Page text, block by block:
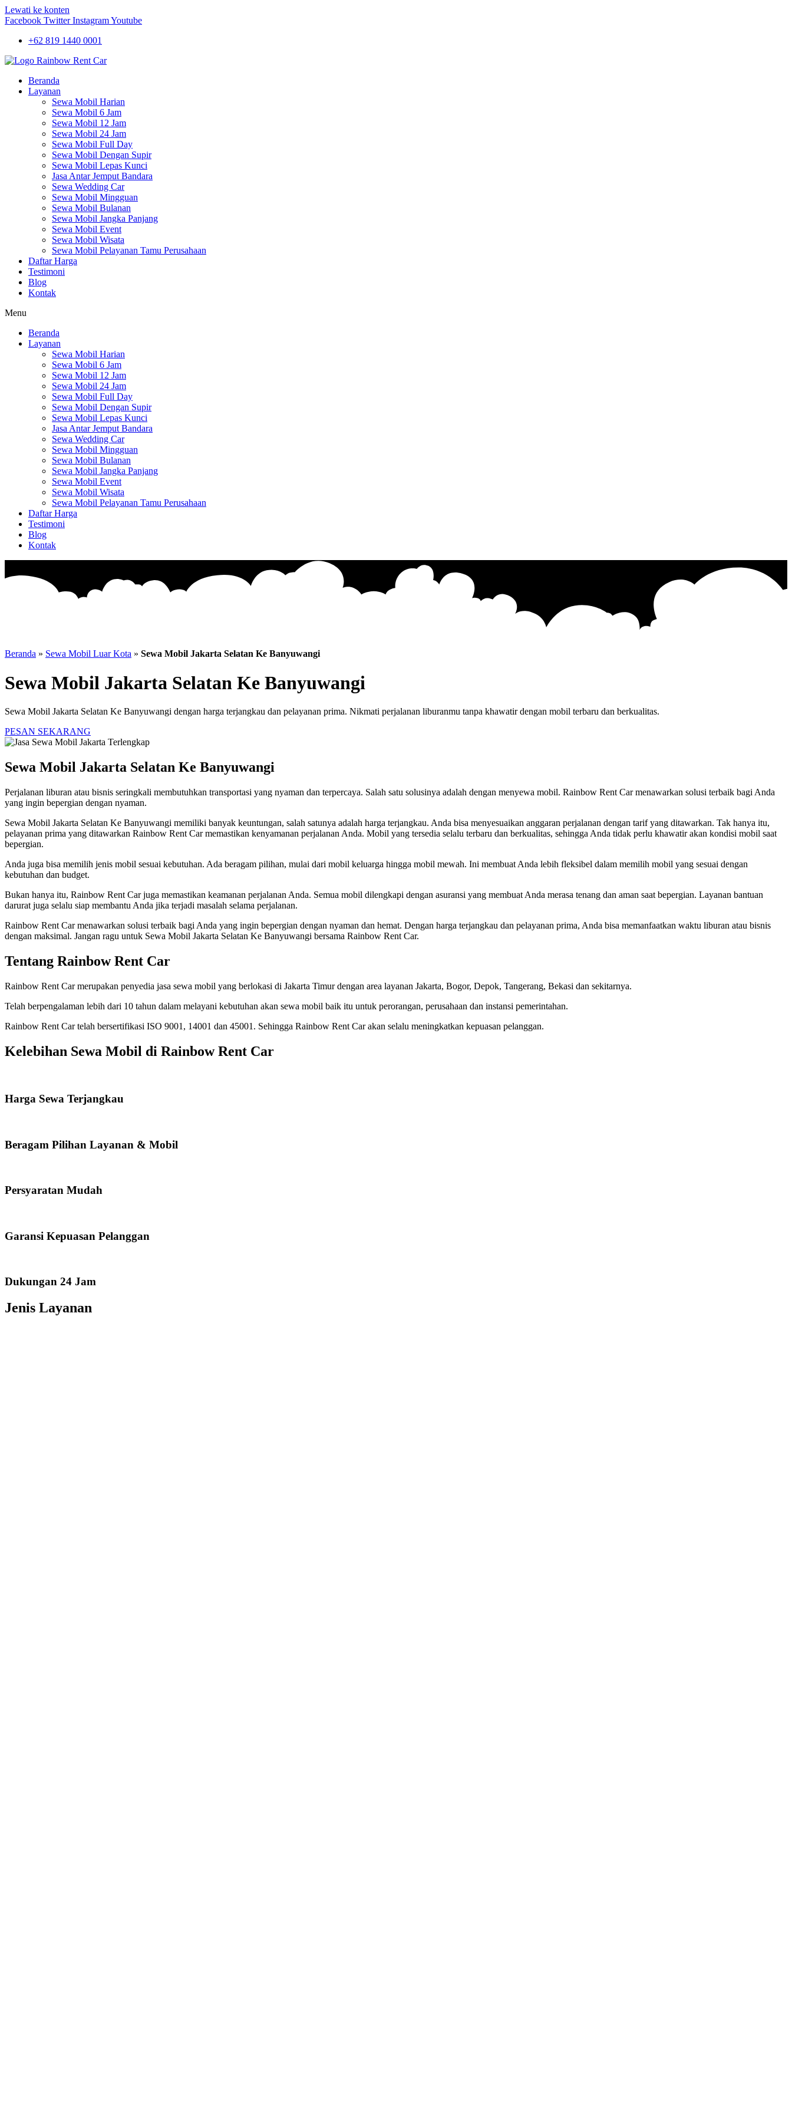
Lewati ke konten
Facebook Twitter InstagramYoutube
+62 819 1440 0001
Beranda
Layanan
Sewa Mobil Harian
Sewa Mobil 6 Jam
Sewa Mobil 12 Jam
Sewa Mobil 24 Jam
Sewa Mobil Full Day
Sewa Mobil Dengan Supir
Sewa Mobil Lepas Kunci
Jasa Antar Jemput Bandara
Sewa Wedding Car
Sewa Mobil Mingguan
Sewa Mobil Bulanan
Sewa Mobil Jangka Panjang
Sewa Mobil Event
Sewa Mobil Wisata
Sewa Mobil Pelayanan Tamu Perusahaan
Daftar Harga
Testimoni
Blog
Kontak
Menu
Beranda
Layanan
Sewa Mobil Harian
Sewa Mobil 6 Jam
Sewa Mobil 12 Jam
Sewa Mobil 24 Jam
Sewa Mobil Full Day
Sewa Mobil Dengan Supir
Sewa Mobil Lepas Kunci
Jasa Antar Jemput Bandara
Sewa Wedding Car
Sewa Mobil Mingguan
Sewa Mobil Bulanan
Sewa Mobil Jangka Panjang
Sewa Mobil Event
Sewa Mobil Wisata
Sewa Mobil Pelayanan Tamu Perusahaan
Daftar Harga
Testimoni
Blog
Kontak
Beranda » Sewa Mobil Luar Kota » Sewa Mobil Jakarta Selatan Ke Banyuwangi
Sewa Mobil Jakarta Selatan Ke Banyuwangi
Sewa Mobil Jakarta Selatan Ke Banyuwangi dengan harga terjangkau dan pelayanan prima. Nikmati perjalanan liburanmu tanpa khawatir dengan mobil terbaru dan berkualitas.
PESAN SEKARANG
Sewa Mobil Jakarta Selatan Ke Banyuwangi
Perjalanan liburan atau bisnis seringkali membutuhkan transportasi yang nyaman dan terpercaya. Salah satu solusinya adalah dengan menyewa mobil. Rainbow Rent Car menawarkan solusi terbaik bagi Anda
yang ingin bepergian dengan nyaman.
Sewa Mobil Jakarta Selatan Ke Banyuwangi memiliki banyak keuntungan, salah satunya adalah harga terjangkau. Anda bisa menyesuaikan anggaran perjalanan dengan tarif yang ditawarkan. Tak hanya itu,
pelayanan prima yang ditawarkan Rainbow Rent Car memastikan kenyamanan perjalanan Anda. Mobil yang tersedia selalu terbaru dan berkualitas, sehingga Anda tidak perlu khawatir akan kondisi mobil saat
bepergian.
Anda juga bisa memilih jenis mobil sesuai kebutuhan. Ada beragam pilihan, mulai dari mobil keluarga hingga mobil mewah. Ini membuat Anda lebih fleksibel dalam memilih mobil yang sesuai dengan
kebutuhan dan budget.
Bukan hanya itu, Rainbow Rent Car juga memastikan keamanan perjalanan Anda. Semua mobil dilengkapi dengan asuransi yang membuat Anda merasa tenang dan aman saat bepergian. Layanan bantuan
darurat juga selalu siap membantu Anda jika terjadi masalah selama perjalanan.
Rainbow Rent Car menawarkan solusi terbaik bagi Anda yang ingin bepergian dengan nyaman dan hemat. Dengan harga terjangkau dan pelayanan prima, Anda bisa memanfaatkan waktu liburan atau bisnis
dengan maksimal. Jangan ragu untuk Sewa Mobil Jakarta Selatan Ke Banyuwangi bersama Rainbow Rent Car.
Tentang Rainbow Rent Car
Rainbow Rent Car merupakan penyedia jasa sewa mobil yang berlokasi di Jakarta Timur dengan area layanan Jakarta, Bogor, Depok, Tangerang, Bekasi dan sekitarnya.
Telah berpengalaman lebih dari 10 tahun dalam melayani kebutuhan akan sewa mobil baik itu untuk perorangan, perusahaan dan instansi pemerintahan.
Rainbow Rent Car telah bersertifikasi ISO 9001, 14001 dan 45001. Sehingga Rainbow Rent Car akan selalu meningkatkan kepuasan pelanggan.
Kelebihan Sewa Mobil di Rainbow Rent Car
Harga Sewa Terjangkau
Beragam Pilihan Layanan & Mobil
Persyaratan Mudah
Garansi Kepuasan Pelanggan
Dukungan 24 Jam
Jenis Layanan